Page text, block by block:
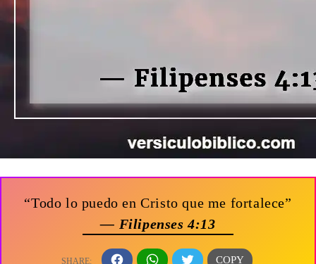
“Todo lo puedo en Cristo que me fortalece”
— Filipenses 4:13